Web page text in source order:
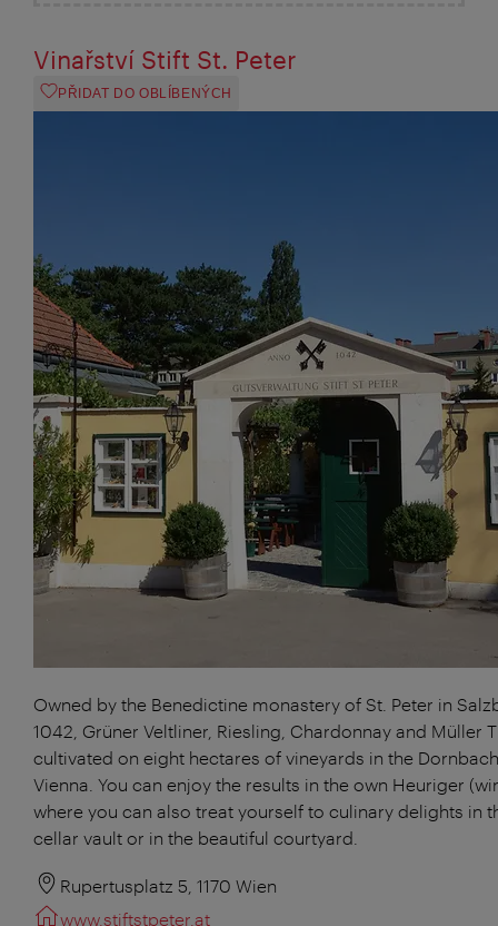
Vinařství Stift St. Peter
PŘIDAT DO OBLÍBENÝCH
Owned by the Benedictine monastery of St. Peter in
1042, Grüner Veltliner, Riesling, Chardonnay and Müller
cultivated on eight hectares of vineyards in the
Vienna. You can enjoy the results in the own Heuriger
where you can also treat yourself to culinary delights in
cellar vault or in the beautiful courtyard.
Rupertusplatz 5, 1170 Wien
www.stiftstpeter.at